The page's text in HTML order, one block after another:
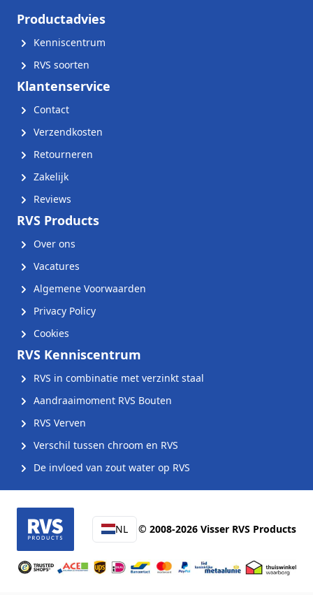
Productadvies
Kenniscentrum
RVS soorten
Klantenservice
Contact
Verzendkosten
Retourneren
Zakelijk
Reviews
RVS Products
Over ons
Vacatures
Algemene Voorwaarden
Privacy Policy
Cookies
RVS Kenniscentrum
RVS in combinatie met verzinkt staal
Aandraaimoment RVS Bouten
RVS Verven
Verschil tussen chroom en RVS
De invloed van zout water op RVS
NL © 2008-2026 Visser RVS Products